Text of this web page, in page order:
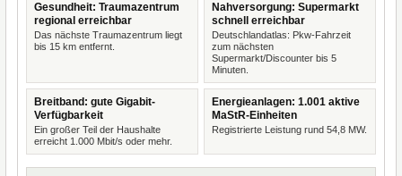
Gesundheit: Traumazentrum
regional erreichbar
Das nächste Traumazentrum liegt
bis 15 km entfernt.
Nahversorgung: Supermarkt
schnell erreichbar
Deutschlandatlas: Pkw-Fahrzeit
zum nächsten
Supermarkt/Discounter bis 5
Minuten.
Breitband: gute Gigabit-
Verfügbarkeit
Ein großer Teil der Haushalte
erreicht 1.000 Mbit/s oder mehr.
Energieanlagen: 1.001 aktive
MaStR-Einheiten
Registrierte Leistung rund 54,8 MW.